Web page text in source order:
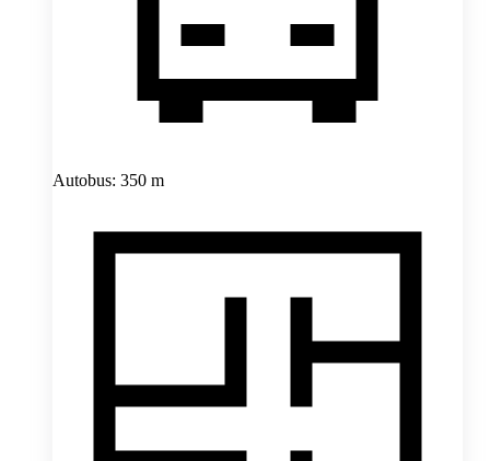
Autobus: 350 m